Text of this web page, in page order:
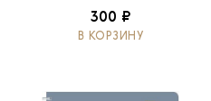
300 ₽
В КОРЗИНУ